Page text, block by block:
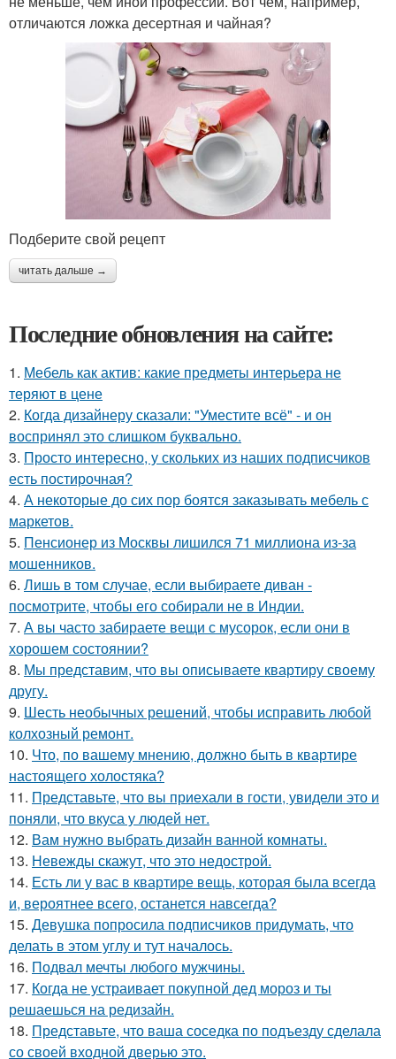
отличаются ложка десертная и чайная?
Подберите свой рецепт
читать дальше →
Последние обновления на сайте:
1. Мебель как актив: какие предметы интерьера не
теряют в цене
2. Когда дизайнеру сказали: "Уместите всё" - и он
воспринял это слишком буквально.
3. Просто интересно, у скольких из наших подписчиков
есть постирочная?
4. А некоторые до сих пор боятся заказывать мебель с
маркетов.
5. Пенсионер из Москвы лишился 71 миллиона из-за
мошенников.
6. Лишь в том случае, если выбираете диван -
посмотрите, чтобы его собирали не в Индии.
7. А вы часто забираете вещи с мусорок, если они в
хорошем состоянии?
8. Мы представим, что вы описываете квартиру своему
другу.
9. Шесть необычных решений, чтобы исправить любой
колхозный ремонт.
10. Что, по вашему мнению, должно быть в квартире
настоящего холостяка?
11. Представьте, что вы приехали в гости, увидели это и
поняли, что вкуса у людей нет.
12. Вам нужно выбрать дизайн ванной комнаты.
13. Невежды скажут, что это недострой.
14. Есть ли у вас в квартире вещь, которая была всегда
и, вероятнее всего, останется навсегда?
15. Девушка попросила подписчиков придумать, что
делать в этом углу и тут началось.
16. Подвал мечты любого мужчины.
17. Когда не устраивает покупной дед мороз и ты
решаешься на редизайн.
18. Представьте, что ваша соседка по подъезду сделала
со своей входной дверью это.